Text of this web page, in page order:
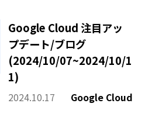
Google Cloud 注目アッ
プデート/ブログ
(2024/10/07~2024/10/1
1)
2024.10.17 Google Cloud